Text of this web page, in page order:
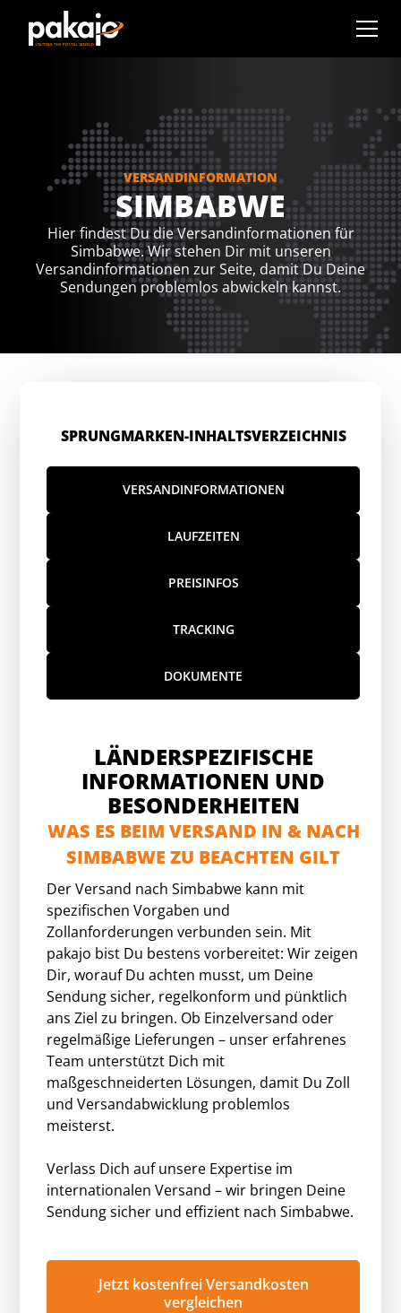
VERSANDINFORMATION
SIMBABWE
Hier findest Du die Versandinformationen für
Simbabwe. Wir stehen Dir mit unseren
Versandinformationen zur Seite, damit Du Deine
Sendungen problemlos abwickeln kannst.
SPRUNGMARKEN-INHALTSVERZEICHNIS
VERSANDINFORMATIONEN
LAUFZEITEN
PREISINFOS
TRACKING
DOKUMENTE
LÄNDERSPEZIFISCHE
INFORMATIONEN UND
BESONDERHEITEN
WAS ES BEIM VERSAND IN & NACH
SIMBABWE ZU BEACHTEN GILT
Der Versand nach Simbabwe kann mit
spezifischen Vorgaben und
Zollanforderungen verbunden sein. Mit
pakajo bist Du bestens vorbereitet: Wir zeigen
Dir, worauf Du achten musst, um Deine
Sendung sicher, regelkonform und pünktlich
ans Ziel zu bringen. Ob Einzelversand oder
regelmäßige Lieferungen – unser erfahrenes
Team unterstützt Dich mit
maßgeschneiderten Lösungen, damit Du Zoll
und Versandabwicklung problemlos
meisterst.
Verlass Dich auf unsere Expertise im
internationalen Versand – wir bringen Deine
Sendung sicher und effizient nach Simbabwe.
Jetzt kostenfrei Versandkosten
vergleichen